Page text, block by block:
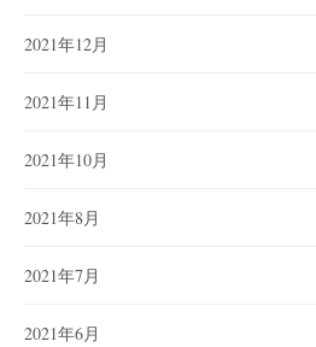
2021年12月
2021年11月
2021年10月
2021年8月
2021年7月
2021年6月